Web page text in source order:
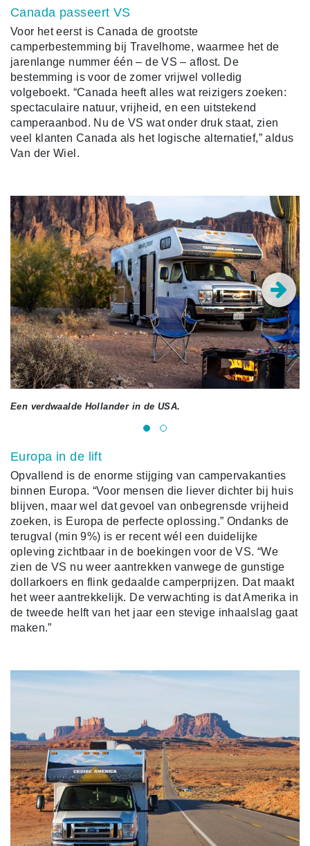
Canada passeert VS
Voor het eerst is Canada de grootste
camperbestemming bij Travelhome, waarmee het de
jarenlange nummer één – de VS – aflost. De
bestemming is voor de zomer vrijwel volledig
volgeboekt. “Canada heeft alles wat reizigers zoeken:
spectaculaire natuur, vrijheid, en een uitstekend
camperaanbod. Nu de VS wat onder druk staat, zien
veel klanten Canada als het logische alternatief,” aldus
Van der Wiel.
Een verdwaalde Hollander in de USA.
Europa in de lift
Opvallend is de enorme stijging van campervakanties
binnen Europa. “Voor mensen die liever dichter bij huis
blijven, maar wel dat gevoel van onbegrensde vrijheid
zoeken, is Europa de perfecte oplossing.” Ondanks de
terugval (min 9%) is er recent wél een duidelijke
opleving zichtbaar in de boekingen voor de VS. “We
zien de VS nu weer aantrekken vanwege de gunstige
dollarkoers en flink gedaalde camperprijzen. Dat maakt
het weer aantrekkelijk. De verwachting is dat Amerika in
de tweede helft van het jaar een stevige inhaalslag gaat
maken.”